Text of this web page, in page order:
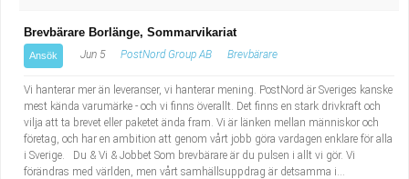
Brevbärare Borlänge, Sommarvikariat
Ansök Jun 5 PostNord Group AB Brevbärare
Vi hanterar mer än leveranser, vi hanterar mening. PostNord är Sveriges kanske
mest kända varumärke - och vi finns överallt. Det finns en stark drivkraft och
vilja att ta brevet eller paketet ända fram. Vi är länken mellan människor och
företag, och har en ambition att genom vårt jobb göra vardagen enklare för alla
i Sverige. Du & Vi & Jobbet Som brevbärare är du pulsen i allt vi gör. Vi
förändras med världen, men vårt samhällsuppdrag är detsamma i...